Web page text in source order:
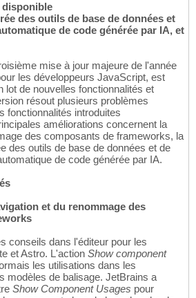
disponible
des outils de base de données et
de code générée par IA, et
mise à jour majeure de l'année
les développeurs JavaScript, est
lot de nouvelles fonctionnalités et
résout plusieurs problèmes
fonctionnalités introduites
améliorations concernent la
des composants de frameworks, la
des outils de base de données et de
de code générée par IA.
et du renommage des
conseils dans l'éditeur pour les
et Astro. L'action Show component
les utilisations dans les
modèles de balisage. JetBrains a
Show Component Usages pour